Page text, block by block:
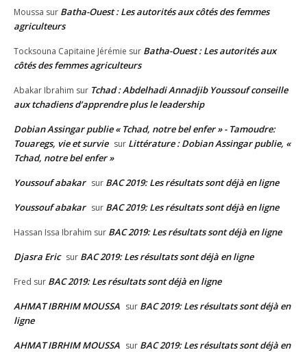
Moussa sur Batha-Ouest : Les autorités aux côtés des femmes
agriculteurs
Tocksouna Capitaine Jérémie sur Batha-Ouest : Les autorités aux
côtés des femmes agriculteurs
Abakar Ibrahim sur Tchad : Abdelhadi Annadjib Youssouf conseille
aux tchadiens d’apprendre plus le leadership
Dobian Assingar publie « Tchad, notre bel enfer » - Tamoudre:
Touaregs, vie et survie sur Littérature : Dobian Assingar publie, «
Tchad, notre bel enfer »
Youssouf abakar sur BAC 2019: Les résultats sont déjà en ligne
Youssouf abakar sur BAC 2019: Les résultats sont déjà en ligne
Hassan Issa Ibrahim sur BAC 2019: Les résultats sont déjà en ligne
Djasra Eric sur BAC 2019: Les résultats sont déjà en ligne
Fred sur BAC 2019: Les résultats sont déjà en ligne
AHMAT IBRHIM MOUSSA sur BAC 2019: Les résultats sont déjà en
ligne
AHMAT IBRHIM MOUSSA sur BAC 2019: Les résultats sont déjà en